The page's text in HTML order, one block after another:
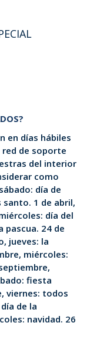
en días hábiles
red de soporte
del interior
como
día de
santo. 1 de abril,
día del
pascua. 24 de
jueves: la
miércoles:
fiesta
viernes: todos
de la
navidad. 26